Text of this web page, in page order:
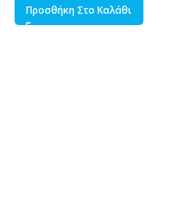
Προσθήκη Στο Καλάθι